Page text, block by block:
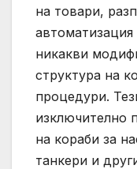
на товари,
никакви
структура на
процедури.
изключително
на кораби за
танкери и